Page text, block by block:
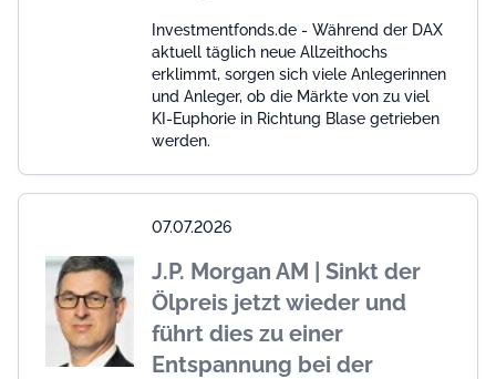
Investmentfonds.de - Während der DAX
aktuell täglich neue Allzeithochs
erklimmt, sorgen sich viele Anlegerinnen
und Anleger, ob die Märkte von zu viel
KI-Euphorie in Richtung Blase getrieben
werden.
07.07.2026
J.P. Morgan AM | Sinkt der
Ölpreis jetzt wieder und
führt dies zu einer
Entspannung bei der